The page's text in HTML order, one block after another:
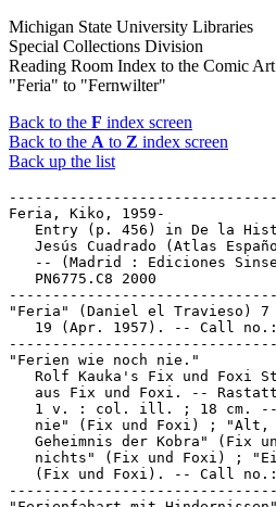
Michigan State University Libraries
Special Collections Division
Reading Room Index to the Comic
"Feria" to "Fernwilter"
Back to the F index screen
Back to the A to Z index screen
Back up the list
-----------------------------------------------------
Feria, Kiko, 1959-
   Entry (p. 456) in De la Historieta y su Uso, 1873-2000 /
   Jesús Cuadrado (Atlas Español de la Cultura Popular ; v. 1)
   -- (Madrid : Ediciones Sinsentido, 2000). -- Call no.:
   PN6775.C8 2000
-----------------------------------------------------
"Feria" (Daniel el Travieso) 7 p. in Daniel el Travieso, no.
   19 (Apr. 1957). -- Call no.: PN6790.M44D29no.19
-----------------------------------------------------
"Ferien wie noch nie."
   Rolf Kauka's Fix und Foxi Star-Parade : die tollsten Comics
   aus Fix und Foxi. -- Rastatt : Erich Pabel Verlag, 1988. --
   1 v. : col. ill. ; 18 cm. -- Contents: "Ferien wie noch
   nie" (Fix und Foxi) ; "Alt, aber gut" (Fix und Foxi) ; "Das
   Geheimnis der Kobra" (Fix und Foxi) ; "Viel Qualm um
   nichts" (Fix und Foxi) ; "Eine schauerliche Geschichte"
   (Fix und Foxi). -- Call no.: PN6758.F5S75 1988e
-----------------------------------------------------
"Ferienfahart mit Hindernissen" (Rotarin und Fantasio) / André
   Franquin ; Übersetzung: Andreas C. Knigge ; Lettering:
   Rainer Clodius. p. 10-15 in Comixene, Nr. 24 (Mai/Juni
   1979). -- Begins a Spirou et Fantasio story in translation.
   -- Call no.: PN6755.C65no.24
-----------------------------------------------------
"Ferienfahrt mit Hindernissen" (Rotarin und Fantasio) / André
   Franquin ; Übersetzung, Andreas C. Knigge ; Lettering,
   Rainer Clodius. p. 51-54 in Comixene, Nr. 25 (July/Aug.
   1979). -- "Ibn-Mah-Zoud, der schlechteste Autofahrer der
   Welt, rast mit Fantasios Turbo durch einen kleinen
   Urlaubsort." -- Call no.: PN6755.C65no.25
-----------------------------------------------------
"Ferienfahrt mit Hindernissen" (Rotarin und Fantasio) / André
   Franquin ; Übersetzung, Andreas C. Knigge ; Lettering,
   Klaus Baedermann. p. 51-54 in Comixene, Nr. 26 (Sept./Okt.
   1979). -- Call no.: PN6755.C65no.26
-----------------------------------------------------
Ferioli, Cesar.
   "Quelle Salade!" (Mickey) / S. Kinney ; Ferioli. p. 18-27
   in Le Journal de Mickey, no. 2710 (26 Mai 2004). -- Call
   no.: PN6748.J6no.2710
-----------------------------------------------------
Ferioli, Cesar--Miscellanea.
   Entry (v. 1, p. 699) in Dictionnaire Encyclopédique de
   Héros et Auteurs de BD, by Henri Filippini (Grenoble :
   Glénat, 1998). -- Call no.: PN6707.F5 1998 v.1
-----------------------------------------------------
Feritt.
   "Case of the Black Witch" (Captain America) / Otto Binder,
   script ; Jack Kirby, pencils ; Joe Simon, inks. 17 p. in
   Captain America Comics, no. 8 (Nov. 1941). -- Villain The
   Black Witch (Feritt) is introduced and dies. -- Data from
   Lou Mougin and Tony R. Rose via Grand Comics Database
   Project. -- Call no.: PN6728.1.M3C3m no.8
-----------------------------------------------------
Ferlut, Nathalie.
   Catharzie / scénario, Nathalie Ferlut ; dessin, Yoann. --
   Paris : Delcourt, 2000. -- 47 p. : col. ill. ; 32 cm. --
   (Ether Glister ; 1) -- (Néopolis) -- Science fiction genre.
   -- Call no.: PN6747.Y6E78 2000
-----------------------------------------------------
Ferlut, Nathalie.
   Le Petit Théâtre de la Bande Dessinée : une pièce écrite,
   montée et jouée à Angoulême / Ferlut Fournier Nicolas
   Cesano. -- Angoulême : Ville d'Angoulême, 2000. -- 30 p. :
   ill. (some col.) ; 24 cm. -- "Scénario, Nathalie Ferlut ;
   dessin, Jean-Christophe Fournier & Nicolas ; mise en
   couleur, Angélique Cesano & Nicolas." -- A comic book about
   comic books. -- Call no.: PN6747.F4P4 2000
-----------------------------------------------------
Ferma (Publisher)
   Entry (p. 456) in De la Historieta y su Uso, 1873-2000 /
   Jesús Cuadrado (Atlas Español de la Cultura Popular ; v. 1)
   -- (Madrid : Ediciones Sinsentido, 2000). -- Call no.:
   PN6775.C8 2000
-----------------------------------------------------
Fermat's Theorem.
   "Last Time I Did That He Almost Solved Fermat's Theorem"*
   (Loose Parts, Dec. 12, 2000) / by Gilpin and Blazek. --
   Summary: The dog at the blackboard has to be kept on a
   leash. -- Call no.: PN6726 f.B55 "leashes"
-----------------------------------------------------
Ferme, Anthony--Miscellanea.
   Entry (p. 60) in The Who's Who of American Comic Books, by
   Jerry Bails & Hames Ware (Detroit, Mich. : J. Bails,
   1973-1976). -- Call no.: PN6725.B3v.1
-----------------------------------------------------
"La Ferme-laiterie modèle" p. 46 in Gros et Détail : album par
   Caran d'Ache (Paris : Plon, 1907). -- Call no.:
   NC1499.C25C37 1889
-----------------------------------------------------
Fermentation.
   The Blank in the Comics strip collection includes a file of
   one or more daily comic strips related to this keyword or
   topic. Call no.: PN6726 f.B55
-----------------------------------------------------
Fermentation.
   "How Old is That Juice, Dude?"* (Get Fuzzy, Oct. 24, 2002)
   / Darby Conley. -- Summary: Bucky is drinking juice and
   losing his train of thought. -- Call no.: PN6726 f.B55
   "fermentation"
-----------------------------------------------------
Fermentation.
   "I Bet a Big, Warm, Raw Fish Would Make Him Feel Better"*
   (Get Fuzzy, Oct. 25, 2002) / Darby Conley. -- Summary:
   Bucky is ill from drinking fermented juice, and Satchel has
   an idea. -- Call no.: PN6726 f.B55 "fermentation"
-----------------------------------------------------
Fermies.
   Index entry (p. 227) in The Comic-Book Book, ed. by Don
   Thompson & Dick Lupoff (Krause Publications, 1998). -- Call
   no.: PN6725.T5 1998
-----------------------------------------------------
Fermin.
   "La Espera" / guión y